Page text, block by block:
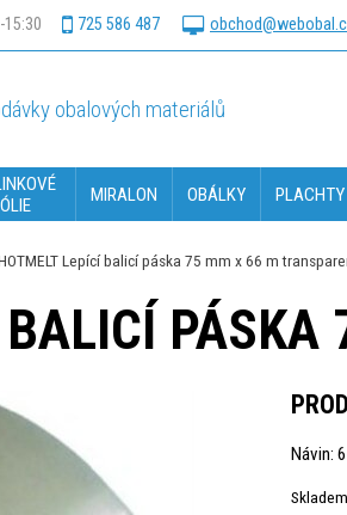
725 586 487
obalových materiálů
MIRALON OBÁLKY PLACHTY
Lepící balicí páska 75 mm x 66 m
Návin: